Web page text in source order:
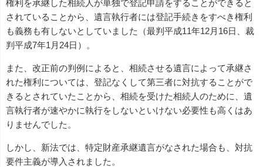
権利を承継した相続人が単独で登記申請をすることができると
されていることから、遺言執行者には登記手続きをすべき権利
も義務も有しないとしていました（最判平成11年12月16日、裁
判平成7年1月24日）。
また、改正前の判例によると、相続させる遺言によって承継さ
れた権利については、登記なくして第三者に対抗することがで
きるとされていたことから、相続を受けた相続人のために、遺
言執行者が速やかに執行をしないといけない必要性も高くはあ
りませんでした。
しかし、新法では、特定財産承継遺言がなされた場合も、対抗
要件主義が導入されました。